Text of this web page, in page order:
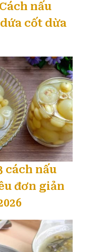
nấu
cốt dừa
cách nấu
đơn giản